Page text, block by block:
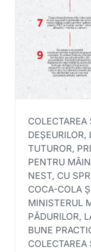
COLECTAREA
TUTUROR,
PENTRU
NEST, CU
COCA-COLA
MINISTERUL
PĂDURILOR,
BUNE
COLECTAREA